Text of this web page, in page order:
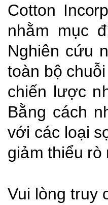
Cotton
nhằm mục
Nghiên cứu
toàn bộ chuỗi
chiến lược
Bằng cách
với các loại
giảm thiểu rò
Vui lòng truy